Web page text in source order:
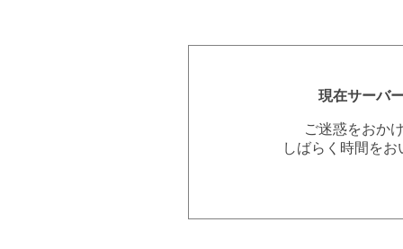
現在サーバ
ご迷惑をおか
しばらく時間を